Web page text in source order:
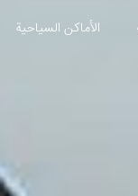
الأماکن السیاحية